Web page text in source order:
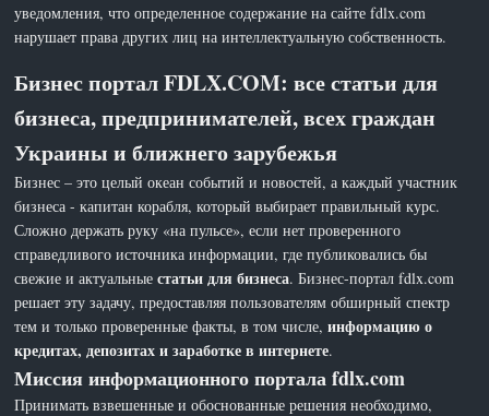
уведомления, что определенное содержание на сайте fdlx.com
нарушает права других лиц на интеллектуальную собственность.
Бизнес портал FDLX.COM: все статьи для
бизнеса, предпринимателей, всех граждан
Украины и ближнего зарубежья
Бизнес – это целый океан событий и новостей, а каждый участник
бизнеса - капитан корабля, который выбирает правильный курс.
Сложно держать руку «на пульсе», если нет проверенного
справедливого источника информации, где публиковались бы
свежие и актуальныестатьи для бизнеса. Бизнес-портал fdlx.com
решает эту задачу, предоставляя пользователям обширный спектр
тем и только проверенные факты, в том числе,информацию о
кредитах, депозитах и заработке в интернете.
Миссия информационного портала fdlx.com
Принимать взвешенные и обоснованные решения необходимо,